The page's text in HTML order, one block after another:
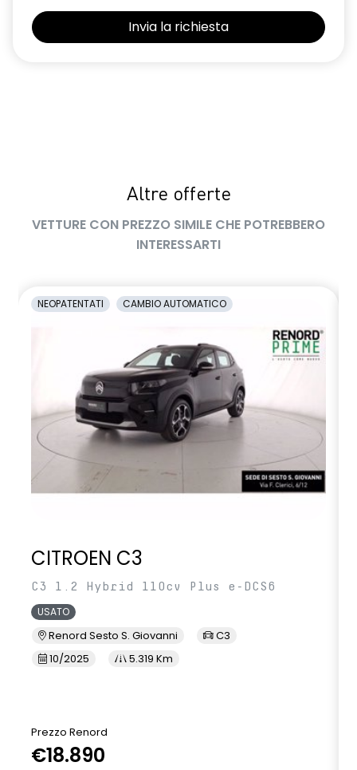
Selleria Stepway in tessuto blu e nero
Volante regolabile in altezza e profondità
Altre offerte
VETTURE CON PREZZO SIMILE CHE POTREBBERO
INTERESSARTI
NEOPATENTATI CAMBIO AUTOMATICO
CITROEN C3
C3 1.2 Hybrid 110cv Plus e-DCS6
USATO
Renord Sesto S. Giovanni
C3
10/2025
5.319 Km
Prezzo Renord
€18.890